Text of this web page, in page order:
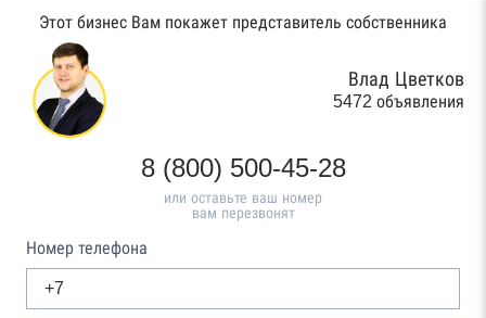
Этот бизнес Вам покажет представитель собственника
Влад Цветков
5472 объявления
8 (800) 500-45-28
или оставьте ваш номер
вам перезвонят
Номер телефона